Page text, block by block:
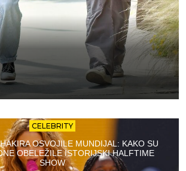
CELEBRITY
OSVOJILE MUNDIJAL: KAKO SU
OBELEŽILE ISTORIJSKI HALFTIME
SHOW